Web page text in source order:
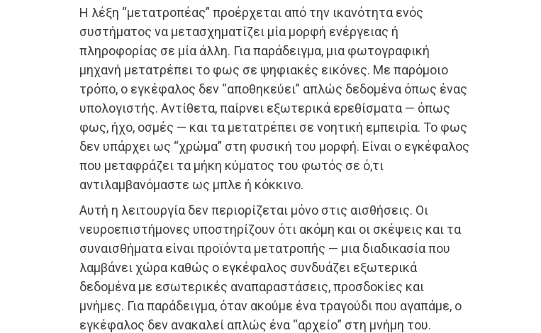
Η λέξη “μετατροπέας” προέρχεται από την ικανότητα ενός
συστήματος να μετασχηματίζει μία μορφή ενέργειας ή
πληροφορίας σε μία άλλη. Για παράδειγμα, μια φωτογραφική
μηχανή μετατρέπει το φως σε ψηφιακές εικόνες. Με παρόμοιο
τρόπο, ο εγκέφαλος δεν “αποθηκεύει” απλώς δεδομένα όπως ένας
υπολογιστής. Αντίθετα, παίρνει εξωτερικά ερεθίσματα — όπως
φως, ήχο, οσμές — και τα μετατρέπει σε νοητική εμπειρία. Το φως
δεν υπάρχει ως “χρώμα” στη φυσική του μορφή. Είναι ο εγκέφαλος
που μεταφράζει τα μήκη κύματος του φωτός σε ό,τι
αντιλαμβανόμαστε ως μπλε ή κόκκινο.
Αυτή η λειτουργία δεν περιορίζεται μόνο στις αισθήσεις. Οι
νευροεπιστήμονες υποστηρίζουν ότι ακόμη και οι σκέψεις και τα
συναισθήματα είναι προϊόντα μετατροπής — μια διαδικασία που
λαμβάνει χώρα καθώς ο εγκέφαλος συνδυάζει εξωτερικά
δεδομένα με εσωτερικές αναπαραστάσεις, προσδοκίες και
μνήμες. Για παράδειγμα, όταν ακούμε ένα τραγούδι που αγαπάμε, ο
εγκέφαλος δεν ανακαλεί απλώς ένα “αρχείο” στη μνήμη του.